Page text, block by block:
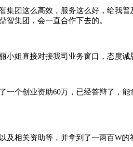
集团这么高效，服务这么好，给我
智集团，会一直合作下去的。
姐直接对接我司业务窗口，态度
一个创业资助60万，已经答辩了，
及相关资助等，并拿到了一两百W